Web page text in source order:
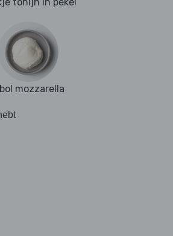
tonijn in pekel
mozzarella